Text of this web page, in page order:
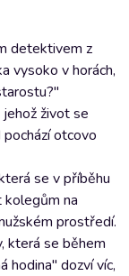
detektivem z
vysoko v horách,
život se
otcovo
se v příběhu
kolegům na
prostředí.
která se během
hodina" dozví víc,